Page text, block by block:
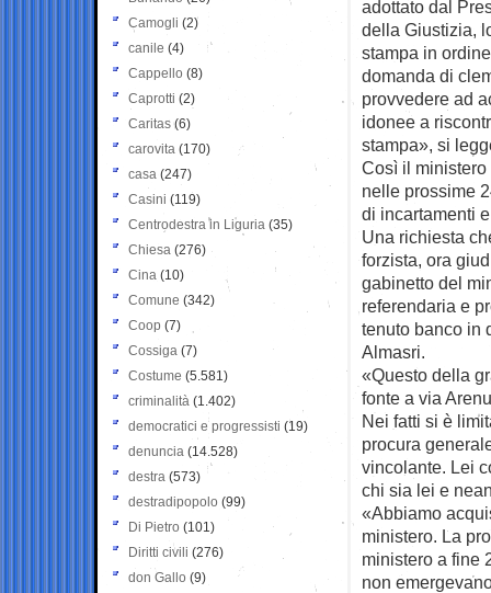
adottato dal
della Giustizia,
stampa in
domanda di
provvedere ad
idonee a
stampa», si
Così il
nelle prossime
di incartamenti
Una richiesta
forzista, ora
gabinetto del
referendaria e
tenuto banco in
Almasri.
«Questo della
fonte a via
Nei fatti si è
procura
vincolante. Lei
chi sia lei e
«Abbiamo
ministero. La
ministero a fine
non
Camogli (2)
canile (4)
Cappello (8)
Caprotti (2)
Caritas (6)
carovita (170)
casa (247)
Casini (119)
Centrodestra in Liguria (35)
Chiesa (276)
Cina (10)
Comune (342)
Coop (7)
Cossiga (7)
Costume (5.581)
criminalità (1.402)
democratici e progressisti (19)
denuncia (14.528)
destra (573)
destradipopolo (99)
Di Pietro (101)
Diritti civili (276)
don Gallo (9)